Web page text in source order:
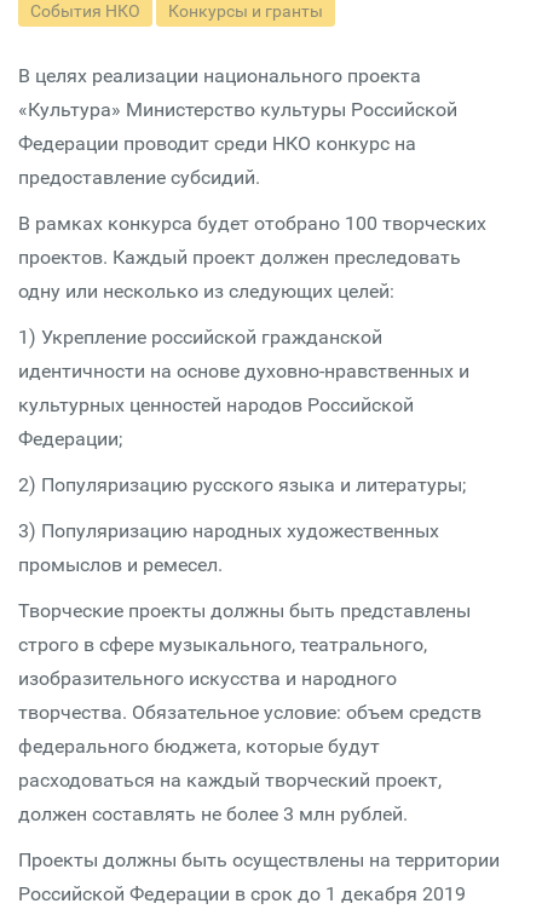
События НКО Конкурсы и гранты
В целях реализации национального проекта
«Культура» Министерство культуры Российской
Федерации проводит среди НКО конкурс на
предоставление субсидий.
В рамках конкурса будет отобрано 100 творческих
проектов. Каждый проект должен преследовать
одну или несколько из следующих целей:
1) Укрепление российской гражданской
идентичности на основе духовно-нравственных и
культурных ценностей народов Российской
Федерации;
2) Популяризацию русского языка и литературы;
3) Популяризацию народных художественных
промыслов и ремесел.
Творческие проекты должны быть представлены
строго в сфере музыкального, театрального,
изобразительного искусства и народного
творчества. Обязательное условие: объем средств
федерального бюджета, которые будут
расходоваться на каждый творческий проект,
должен составлять не более 3 млн рублей.
Проекты должны быть осуществлены на территории
Российской Федерации в срок до 1 декабря 2019